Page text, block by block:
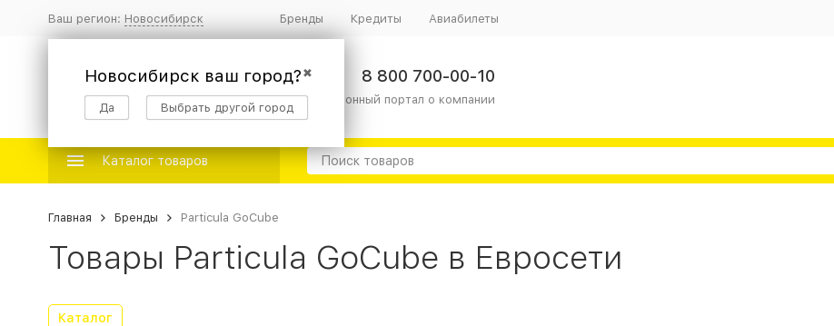
Ваш регион: Новосибирск
✖
Новосибирск ваш город?
Да Выбрать другой город
Бренды Кредиты Авиабилеты
8 800 700-00-10
информационный портал о компании
Каталог товаров
Главная Бренды Particula GoCube
Товары Particula GoCube в Евросети
Каталог